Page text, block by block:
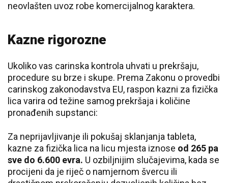
neovlašten uvoz robe komercijalnog karaktera.
Kazne rigorozne
Ukoliko vas carinska kontrola uhvati u prekršaju,
procedure su brze i skupe. Prema Zakonu o provedbi
carinskog zakonodavstva EU, raspon kazni za fizička
lica varira od težine samog prekršaja i količine
pronađenih supstanci:
Za neprijavljivanje ili pokušaj sklanjanja tableta,
kazne za fizička lica na licu mjesta iznose od 265 pa
sve do 6.600 evra. U ozbiljnijim slučajevima, kada se
procijeni da je riječ o namjernom švercu ili